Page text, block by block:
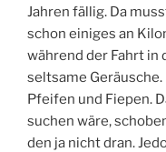
Jahren fällig. Da
schon einiges an
während der Fahrt in
seltsame
Pfeifen und Fiepen.
suchen wäre,
den ja nicht dran.